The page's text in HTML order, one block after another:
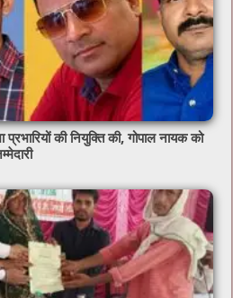
की नियुक्ति की, गोपाल नायक को